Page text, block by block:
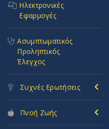
Ηλεκτρονικές
Εφαρμογές
Ασυμπτωματικός
Προληπτικός
Έλεγχος
Συχνές Ερωτήσεις
Πνοή Ζωής